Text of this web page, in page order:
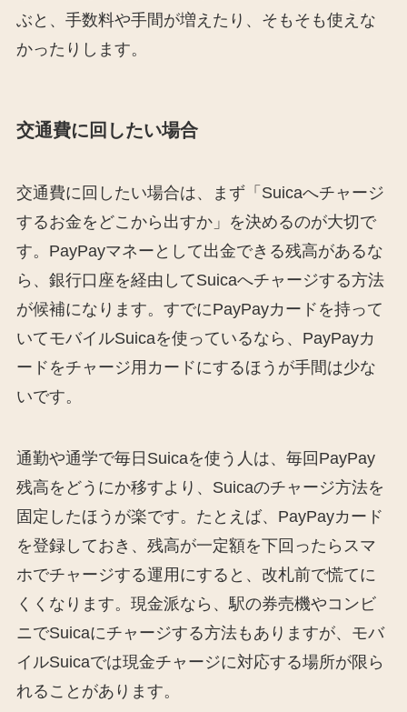
ぶと、手数料や手間が増えたり、そもそも使えな
かったりします。
交通費に回したい場合
交通費に回したい場合は、まず「Suicaへチャージ
するお金をどこから出すか」を決めるのが大切で
す。PayPayマネーとして出金できる残高があるな
ら、銀行口座を経由してSuicaへチャージする方法
が候補になります。すでにPayPayカードを持って
いてモバイルSuicaを使っているなら、PayPayカ
ードをチャージ用カードにするほうが手間は少な
いです。
通勤や通学で毎日Suicaを使う人は、毎回PayPay
残高をどうにか移すより、Suicaのチャージ方法を
固定したほうが楽です。たとえば、PayPayカード
を登録しておき、残高が一定額を下回ったらスマ
ホでチャージする運用にすると、改札前で慌てに
くくなります。現金派なら、駅の券売機やコンビ
ニでSuicaにチャージする方法もありますが、モバ
イルSuicaでは現金チャージに対応する場所が限ら
れることがあります。